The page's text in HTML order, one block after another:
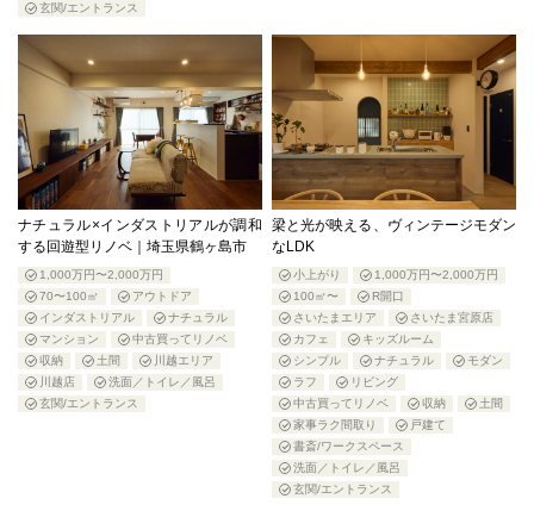
玄関/エントランス
ナチュラル×インダストリアルが調和
する回遊型リノベ｜埼玉県鶴ヶ島市
1,000万円〜2,000万円
70〜100㎡
アウトドア
インダストリアル
ナチュラル
マンション
中古買ってリノベ
収納
土間
川越エリア
川越店
洗面／トイレ／風呂
玄関/エントランス
梁と光が映える、ヴィンテージモダン
なLDK
小上がり
1,000万円〜2,000万円
100㎡〜
R開口
さいたまエリア
さいたま宮原店
カフェ
キッズルーム
シンプル
ナチュラル
モダン
ラフ
リビング
中古買ってリノベ
収納
土間
家事ラク間取り
戸建て
書斎/ワークスペース
洗面／トイレ／風呂
玄関/エントランス